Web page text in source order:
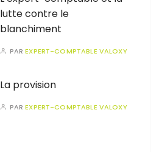
lutte contre le
blanchiment
PAREXPERT-COMPTABLE VALOXY
La provision
PAREXPERT-COMPTABLE VALOXY